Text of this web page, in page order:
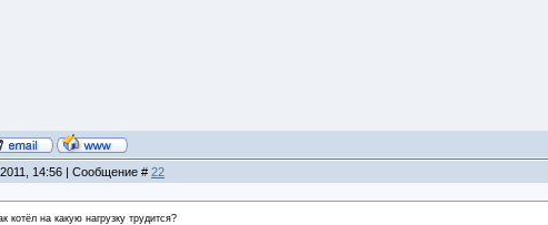
14:56 | Сообщение # 22
котёл на какую нагрузку трудится?